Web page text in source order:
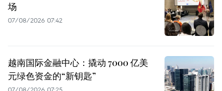
场
07/08/2026 07:42
越南国际金融中心：撬动 7000 亿美
元绿色资金的“新钥匙”